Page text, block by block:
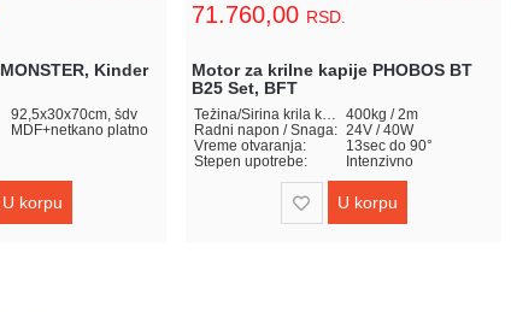
Kinder
92,5x30x70cm, šdv
MDF+netkano platno
U korpu
71.760,00 RSD.
Motor za krilne kapije PHOBOS BT
B25 Set, BFT
Težina/Širina krila kapije:
400kg / 2m
Radni napon / Snaga: 24V / 40W
Vreme otvaranja:
13sec do 90°
Stepen upotrebe:
Intenzivno
U korpu